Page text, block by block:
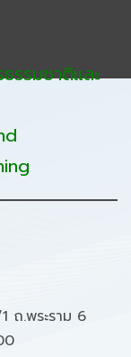
รรมชาติและ
ถ.พระราม 6